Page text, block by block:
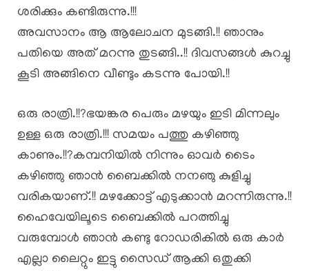
ശരിക്കും കണ്ടിരുന്നു.!!!
അവസാനം ആ ആലോചന മുടങ്ങി.!! ഞാനും
പതിയെ അത് മറന്നു തുടങ്ങി..!! ദിവസങ്ങൾ കുറച്ചു
കൂടി അങ്ങിനെ വീണ്ടും കടന്നു പോയി.!!
ഒരു രാത്രി.!!?ഭയങ്കര പെരും മഴയും ഇടി മിന്നലും
ഉള്ള ഒരു രാത്രി.!!! സമയം പത്തു കഴിഞ്ഞു
കാണും.!!?കമ്പനിയിൽ നിന്നും ഓവർ ടൈം
കഴിഞ്ഞു ഞാൻ ബൈക്കിൽ നനഞു കുളിച്ചു
വരികയാണ്.!! മഴക്കോട്ട് എടുക്കാൻ മറന്നിരുന്നു.!!
ഹൈവേയിലൂടെ ബൈക്കിൽ പറത്തിച്ചു
വരുമ്പോൾ ഞാൻ കണ്ടു റോഡരികിൽ ഒരു കാർ
എല്ലാ ലൈറ്റും ഇട്ടു സൈഡ് ആക്കി ഒതുക്കി